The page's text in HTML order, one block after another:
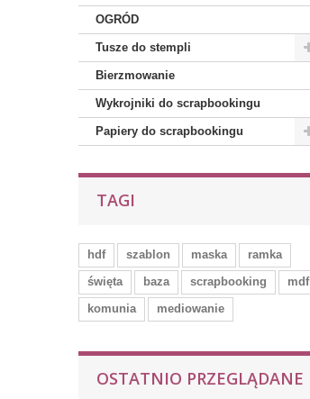
OGRÓD
Tusze do stempli
Bierzmowanie
Wykrojniki do scrapbookingu
Papiery do scrapbookingu
TAGI
hdf szablon maska
ramka
święta
baza scrapbooking
mdf
komunia
mediowanie
OSTATNIO PRZEGLĄDANE